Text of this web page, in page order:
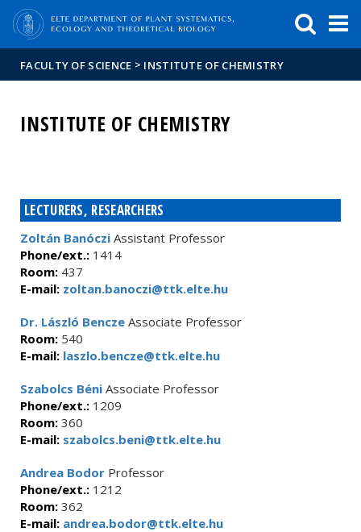
FACULTY OF SCIENCE > INSTITUTE OF CHEMISTRY
INSTITUTE OF CHEMISTRY
LECTURERS, RESEARCHERS
Zoltán Banóczi Assistant Professor
Phone/ext.: 1414
Room: 437
E-mail: zoltan.banoczi@ttk.elte.hu
Dr. László Bencze Associate Professor
Room: 540
E-mail: laszlo.bencze@ttk.elte.hu
Szabolcs Béni Associate Professor
Phone/ext.: 1209
Room: 360
E-mail: szabolcs.beni@ttk.elte.hu
Andrea Bodor Professor
Phone/ext.: 1212
Room: 362
E-mail: andrea.bodor@ttk.elte.hu